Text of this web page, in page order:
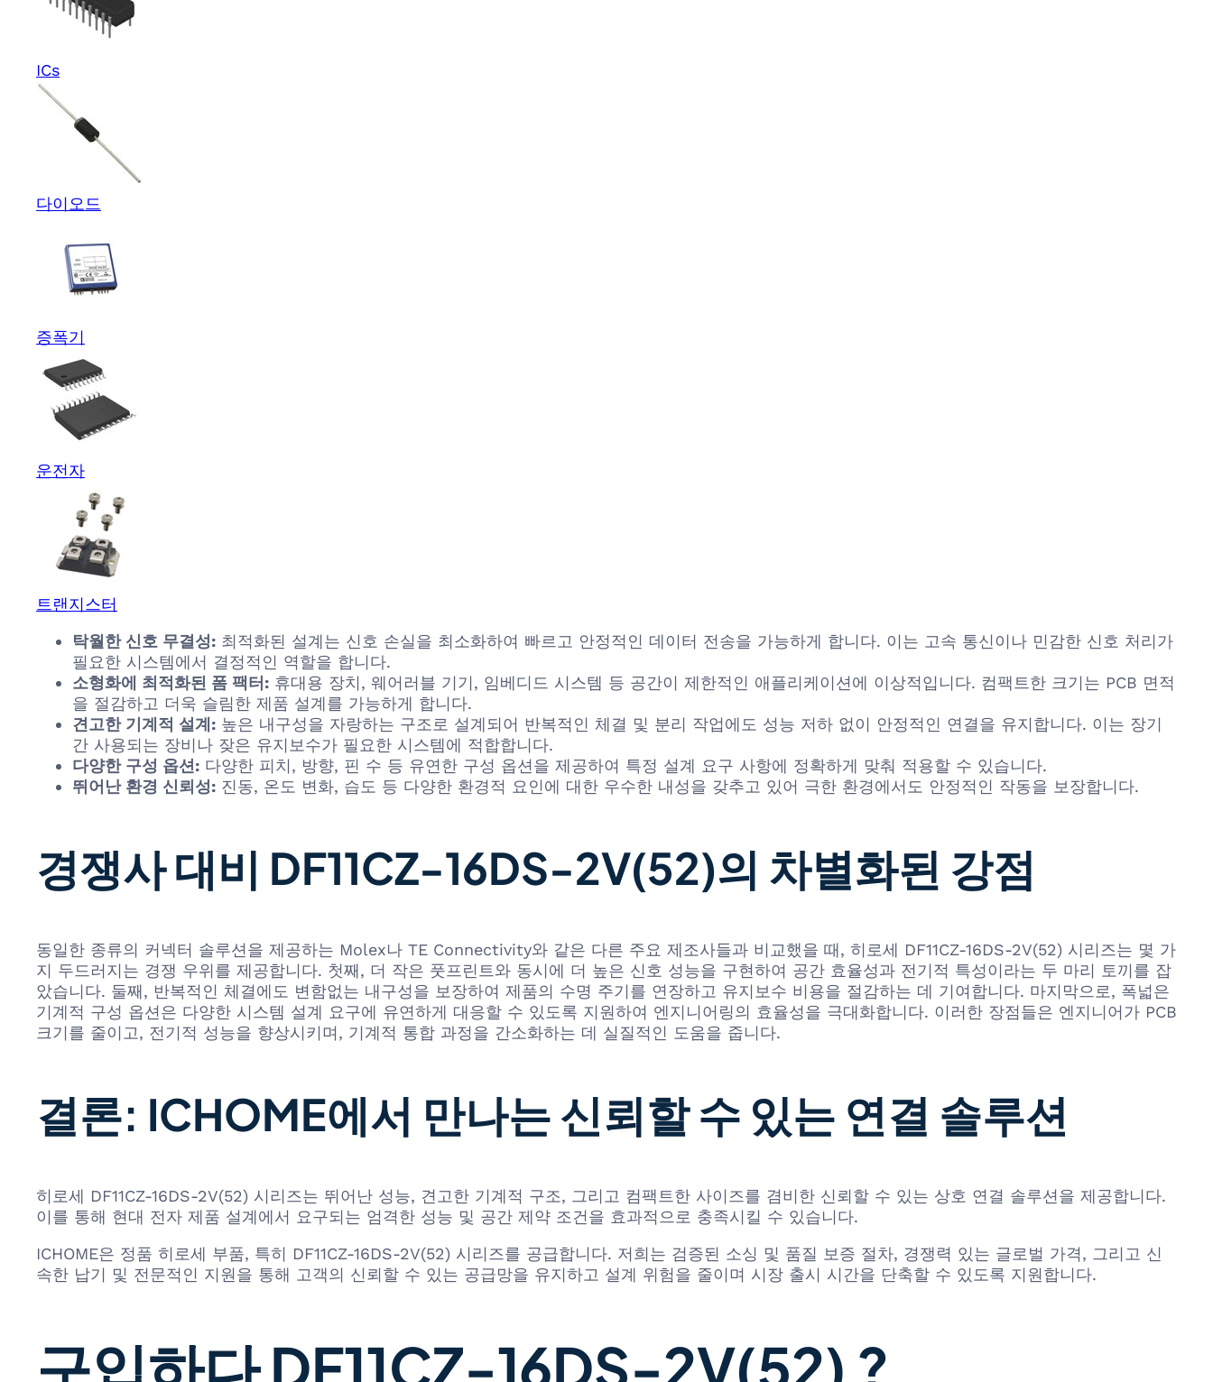
ICs
다이오드
증폭기
운전자
트랜지스터
탁월한 신호 무결성: 최적화된 설계는 신호 손실을 최소화하여 빠르고 안정적인 데이터 전송을 가능하게 합니다. 이는 고속 통신이나 민감한 신호 처리가
필요한 시스템에서 결정적인 역할을 합니다.
소형화에 최적화된 폼 팩터: 휴대용 장치, 웨어러블 기기, 임베디드 시스템 등 공간이 제한적인 애플리케이션에 이상적입니다. 컴팩트한 크기는 PCB 면적
을 절감하고 더욱 슬림한 제품 설계를 가능하게 합니다.
견고한 기계적 설계: 높은 내구성을 자랑하는 구조로 설계되어 반복적인 체결 및 분리 작업에도 성능 저하 없이 안정적인 연결을 유지합니다. 이는 장기
간 사용되는 장비나 잦은 유지보수가 필요한 시스템에 적합합니다.
다양한 구성 옵션: 다양한 피치, 방향, 핀 수 등 유연한 구성 옵션을 제공하여 특정 설계 요구 사항에 정확하게 맞춰 적용할 수 있습니다.
뛰어난 환경 신뢰성: 진동, 온도 변화, 습도 등 다양한 환경적 요인에 대한 우수한 내성을 갖추고 있어 극한 환경에서도 안정적인 작동을 보장합니다.
경쟁사 대비 DF11CZ-16DS-2V(52)의 차별화된 강점
동일한 종류의 커넥터 솔루션을 제공하는 Molex나 TE Connectivity와 같은 다른 주요 제조사들과 비교했을 때, 히로세 DF11CZ-16DS-2V(52) 시리즈는 몇 가
지 두드러지는 경쟁 우위를 제공합니다. 첫째, 더 작은 풋프린트와 동시에 더 높은 신호 성능을 구현하여 공간 효율성과 전기적 특성이라는 두 마리 토끼를 잡
았습니다. 둘째, 반복적인 체결에도 변함없는 내구성을 보장하여 제품의 수명 주기를 연장하고 유지보수 비용을 절감하는 데 기여합니다. 마지막으로, 폭넓은
기계적 구성 옵션은 다양한 시스템 설계 요구에 유연하게 대응할 수 있도록 지원하여 엔지니어링의 효율성을 극대화합니다. 이러한 장점들은 엔지니어가 PCB
크기를 줄이고, 전기적 성능을 향상시키며, 기계적 통합 과정을 간소화하는 데 실질적인 도움을 줍니다.
결론: ICHOME에서 만나는 신뢰할 수 있는 연결 솔루션
히로세 DF11CZ-16DS-2V(52) 시리즈는 뛰어난 성능, 견고한 기계적 구조, 그리고 컴팩트한 사이즈를 겸비한 신뢰할 수 있는 상호 연결 솔루션을 제공합니다.
이를 통해 현대 전자 제품 설계에서 요구되는 엄격한 성능 및 공간 제약 조건을 효과적으로 충족시킬 수 있습니다.
ICHOME은 정품 히로세 부품, 특히 DF11CZ-16DS-2V(52) 시리즈를 공급합니다. 저희는 검증된 소싱 및 품질 보증 절차, 경쟁력 있는 글로벌 가격, 그리고 신
속한 납기 및 전문적인 지원을 통해 고객의 신뢰할 수 있는 공급망을 유지하고 설계 위험을 줄이며 시장 출시 시간을 단축할 수 있도록 지원합니다.
구입하다 DF11CZ-16DS-2V(52) ?